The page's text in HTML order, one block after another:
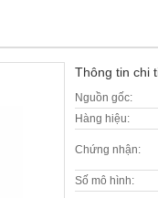
Thông tin chi
Nguồn gốc:
Hàng hiệu:
Chứng nhận:
Số mô hình: